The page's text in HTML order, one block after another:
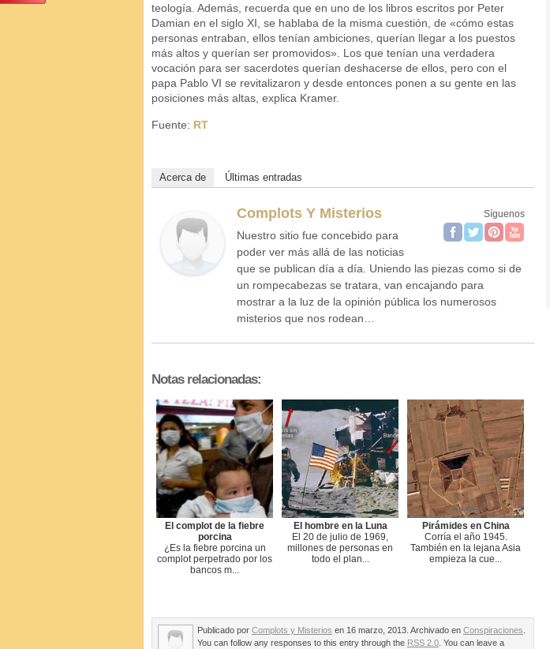
teología. Además, recuerda que en uno de los libros escritos por Peter
Damian en el siglo XI, se hablaba de la misma cuestión, de «cómo estas
personas entraban, ellos tenían ambiciones, querían llegar a los puestos
más altos y querían ser promovidos». Los que tenían una verdadera
vocación para ser sacerdotes querían deshacerse de ellos, pero con el
papa Pablo VI se revitalizaron y desde entonces ponen a su gente en las
posiciones más altas, explica Kramer.
Fuente: RT
Acerca de Últimas entradas
Síguenos
Complots Y Misterios
Nuestro sitio fue concebido para
poder ver más allá de las noticias
que se publican día a día. Uniendo las piezas como si de
un rompecabezas se tratara, van encajando para
mostrar a la luz de la opinión pública los numerosos
misterios que nos rodean…
Notas relacionadas:
El complot de la fiebre
porcina
¿Es la fiebre porcina un
complot perpetrado por los
bancos m...
El hombre en la Luna
El 20 de julio de 1969,
millones de personas en
todo el plan...
Pirámides en China
Corría el año 1945.
También en la lejana Asia
empieza la cue...
Publicado por Complots y Misterios en 16 marzo, 2013. Archivado en Conspiraciones
You can follow any responses to this entry through the RSS 2.0 . You can leave a